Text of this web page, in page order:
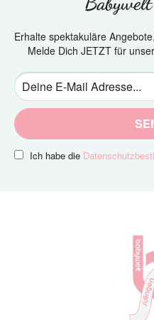
Erhalte spektakuläre
Melde Dich JETZT für
Ich habe die